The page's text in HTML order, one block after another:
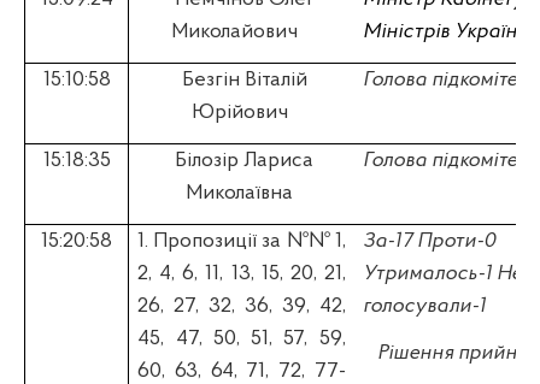
Миколайович
Міністрів України
15:10:58
Безгін Віталій
Юрійович
Голова підкомітету
15:18:35
Білозір Лариса
Миколаївна
Голова підкомітету
15:20:58 1. Пропозиції за №№ 1,
2, 4, 6, 11, 13, 15, 20, 21,
26, 27, 32, 36, 39, 42,
45, 47, 50, 51, 57, 59,
60, 63, 64, 71, 72, 77-
За-17 Проти-0
Утрималось-1 Не
голосували-1
Рішення